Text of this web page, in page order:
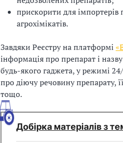
прискорити для імпортерів
агрохімікатів.
Завдяки Реєстру на платформі
інформація про препарат і
будь-якого гаджета, у режимі
про діючу речовину препарату,
тощо.
Добірка матеріалів з